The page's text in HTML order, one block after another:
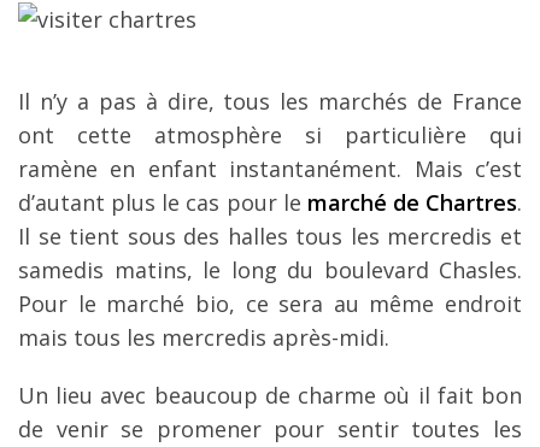
Il n’y a pas à dire, tous les marchés de France
ont cette atmosphère si particulière qui
ramène en enfant instantanément. Mais c’est
d’autant plus le cas pour le marché de Chartres.
Il se tient sous des halles tous les mercredis et
samedis matins, le long du boulevard Chasles.
Pour le marché bio, ce sera au même endroit
mais tous les mercredis après-midi.
Un lieu avec beaucoup de charme où il fait bon
de venir se promener pour sentir toutes les